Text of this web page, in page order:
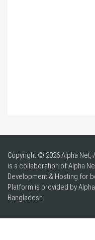
Copyright © 2026 Alpha Net,
is a collaboration of Alpha
Development & Hosting for
Platform is provided by
Bangladesh.